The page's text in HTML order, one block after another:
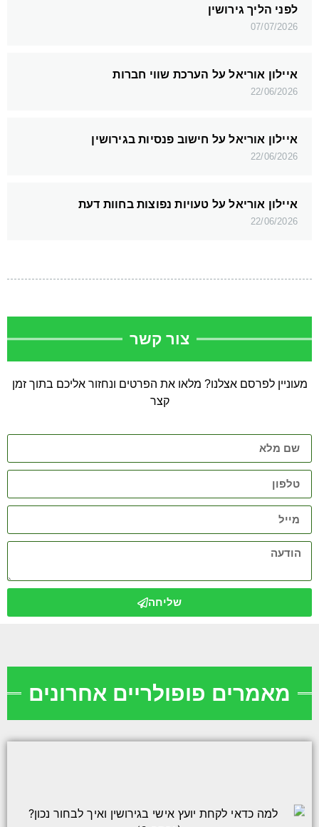
לפני הליך גירושין
07/07/2026
איילון אוריאל על הערכת שווי חברות
22/06/2026
איילון אוריאל על חישוב פנסיות בגירושין
22/06/2026
איילון אוריאל על טעויות נפוצות בחוות דעת
22/06/2026
צור קשר
מעוניין לפרסם אצלנו? מלאו את הפרטים ונחזור אליכם בתוך זמן
קצר
שליחה
מאמרים פופולריים אחרונים